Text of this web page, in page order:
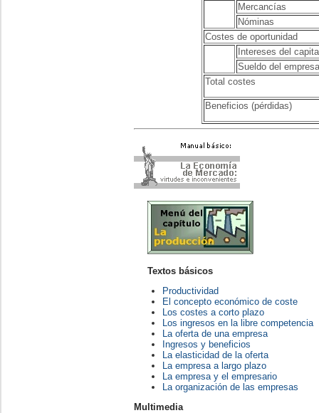
Mercancías
Nóminas
Costes de oportunidad
Intereses del
Sueldo del
Total costes
Beneficios (pérdidas)
Textos básicos
Productividad
El concepto económico de coste
Los costes a corto plazo
Los ingresos en la libre competencia
La oferta de una empresa
Ingresos y beneficios
La elasticidad de la oferta
La empresa a largo plazo
La empresa y el empresario
La organización de las empresas
Multimedia